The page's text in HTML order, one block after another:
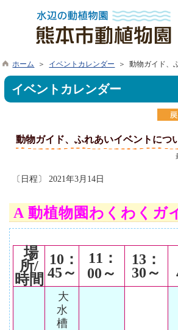
ホーム ＞ イベントカレンダー ＞ 動物ガイド、
イベントカレンダー
動物ガイド、ふれあいイベントにつ
〔日程〕 2021年3月14日
A 動植物園わくわくガ
場
所/
時間
10 ：
45～
11 ：
00～
13 ：
30～
大
水
槽